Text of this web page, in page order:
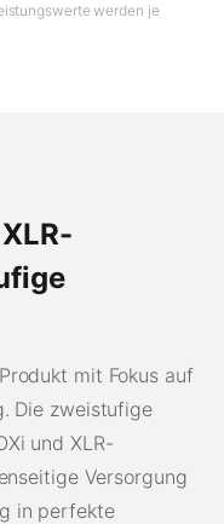
werden je
mit Fokus auf
Die zweistufige
und XLR-
Versorgung
in perfekte